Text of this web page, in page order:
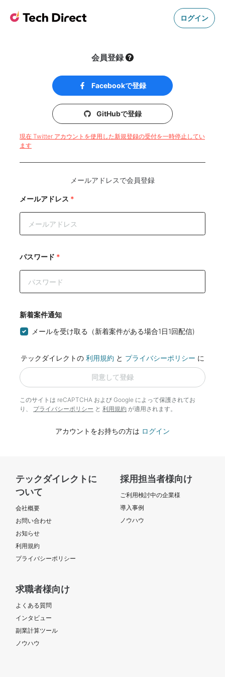
ログイン
会員登録
Facebookで登録
GitHubで登録
現在 Twitter アカウントを使用した新規登録の受付を一時停止してい
ます
メールアドレスで会員登録
メールアドレス *
パスワード *
新着案件通知
メールを受け取る（新着案件がある場合1日1回配信)
テックダイレクトの 利用規約 と プライバシーポリシー に
同意して登録
このサイトは reCAPTCHA および Google によって保護されてお
り、 プライバシーポリシー と 利用規約 が適用されます。
アカウントをお持ちの方は ログイン
テックダイレクトに
ついて
会社概要
お問い合わせ
お知らせ
利用規約
プライバシーポリシー
採用担当者様向け
ご利用検討中の企業様
導入事例
ノウハウ
求職者様向け
よくある質問
インタビュー
副業計算ツール
ノウハウ